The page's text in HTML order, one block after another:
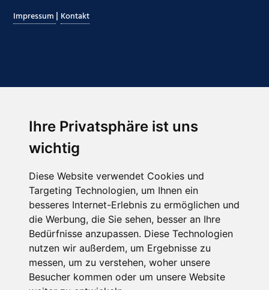
Ihre Privatsphäre ist uns
wichtig
Diese Website verwendet Cookies und
Targeting Technologien, um Ihnen ein
besseres Internet-Erlebnis zu ermöglichen und
die Werbung, die Sie sehen, besser an Ihre
Bedürfnisse anzupassen. Diese Technologien
nutzen wir außerdem, um Ergebnisse zu
messen, um zu verstehen, woher unsere
Besucher kommen oder um unsere Website
Impressum | Kontakt
Abonnieren Sie unseren Newsletter
Email*